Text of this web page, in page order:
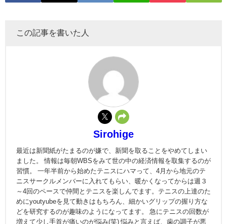
この記事を書いた人
Sirohige
最近は新聞紙がたまるのが嫌で、新聞を取ることをやめてしまい
ました。 情報は毎朝WBSをみて世の中の経済情報を取集するのが
習慣。 一年半前から始めたテニスにハマって、4月から地元のテ
ニスサークルメンバーに入れてもらい、暖かくなってからは週３
～4回のペースで仲間とテニスを楽しんでます。テニスの上達のた
めにyoutyubeを見て動きはもちろん、細かいグリップの握り方な
どを研究するのが趣味のようになってます。 急にテニスの回数が
増えて少し手首が痛いのが悩み(笑) 悩みと言えば、歯の調子が悪